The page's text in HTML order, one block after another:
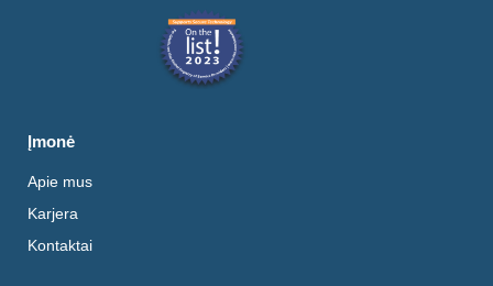
Įmonė
Apie mus
Karjera
Kontaktai